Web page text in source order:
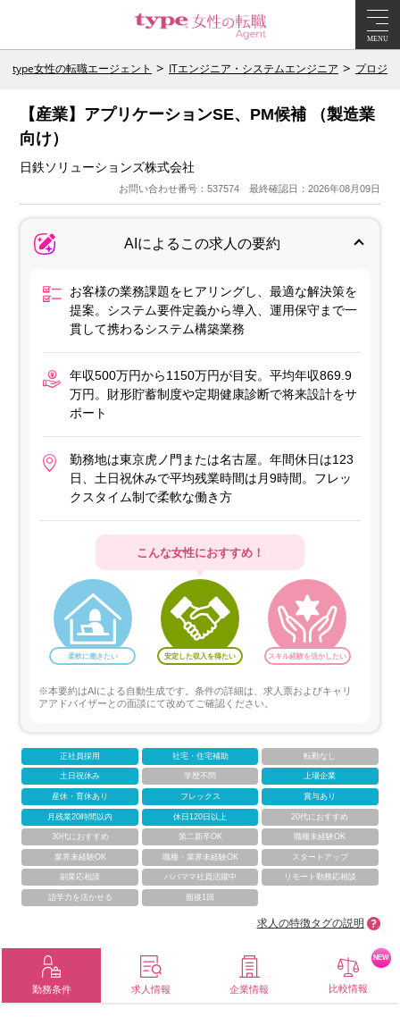
MENU
type女性の転職エージェント ITエンジニア・システムエンジニア プロジ
【産業】アプリケーションSE、PM候補 （製造業
向け）
日鉄ソリューションズ株式会社
お問い合わせ番号：537574 最終確認日：2026年08月09日
AIによるこの求人の要約
お客様の業務課題をヒアリングし、最適な解決策を
提案。システム要件定義から導入、運用保守まで一
貫して携わるシステム構築業務
年収500万円から1150万円が目安。平均年収869.9
万円。財形貯蓄制度や定期健康診断で将来設計をサ
ポート
勤務地は東京虎ノ門または名古屋。年間休日は123
日、土日祝休みで平均残業時間は月9時間。フレッ
クスタイム制で柔軟な働き方
こんな女性におすすめ！
柔軟に働きたい 安定した収入を得たい スキル経験を活かしたい
※本要約はAIによる自動生成です。条件の詳細は、求人票およびキャリ
アアドバイザーとの面談にて改めてご確認ください。
正社員採用 社宅・住宅補助 転勤なし
土日祝休み 学歴不問 上場企業
産休・育休あり フレックス 賞与あり
月残業20時間以内 休日120日以上 20代におすすめ
30代におすすめ 第二新卒OK 職種未経験OK
業界未経験OK 職種・業界未経験OK スタートアップ
副業応相談 パパママ社員活躍中 リモート勤務応相談
語学力を活かせる 面接1回
求人の特徴タグの説明
勤務条件 求人情報 企業情報 比較情報
NEW